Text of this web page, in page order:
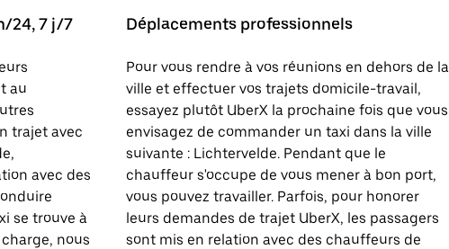
24, 7 j/7
au
trajet avec
avec des
se trouve à
nous
Déplacements professionnels
Pour vous rendre à vos réunions en dehors de la
ville et effectuer vos trajets domicile-travail,
essayez plutôt UberX la prochaine fois que vous
envisagez de commander un taxi dans la ville
suivante : Lichtervelde. Pendant que le
chauffeur s'occupe de vous mener à bon port,
vous pouvez travailler. Parfois, pour honorer
leurs demandes de trajet UberX, les passagers
sont mis en relation avec des chauffeurs de